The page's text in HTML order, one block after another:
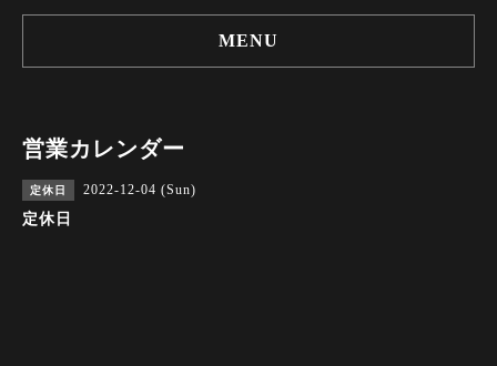
MENU
営業カレンダー
定休日 2022-12-04 (Sun)
定休日